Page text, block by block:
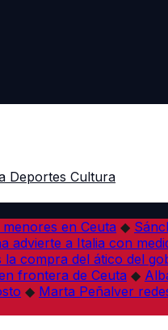
Deportes Cultura
en Ceuta ◆
advierte a Italia con
la compra del ático del
frontera de Ceuta ◆
◆ Marta Peñalver